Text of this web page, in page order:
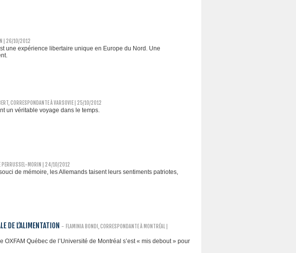
| 26/10/2012
une expérience libertaire unique en Europe du Nord. Une
CORRESPONDANTE À VARSOVIE | 25/10/2012
un véritable voyage dans le temps.
PERRUSSEL-MORIN | 24/10/2012
de mémoire, les Allemands taisent leurs sentiments patriotes,
DE L’ALIMENTATION - FLAMINIA BONDI, CORRESPONDANTE À MONTRÉAL |
Québec de l’Université de Montréal s’est « mis debout » pour